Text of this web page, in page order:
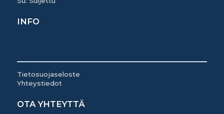
INFO
Tietosuojaseloste
Yhteystiedot
OTA YHTEYTTÄ